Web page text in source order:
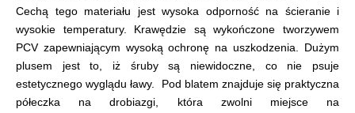
Cechą tego materiału jest wysoka odporność na ścieranie i
wysokie temperatury. Krawędzie są wykończone tworzywem
PCV zapewniającym wysoką ochronę na uszkodzenia. Dużym
plusem jest to, iż śruby są niewidoczne, co nie psuje
estetycznego wyglądu ławy.
Pod blatem znajduje się praktyczna
półeczka na drobiazgi, która zwolnimiejsce na